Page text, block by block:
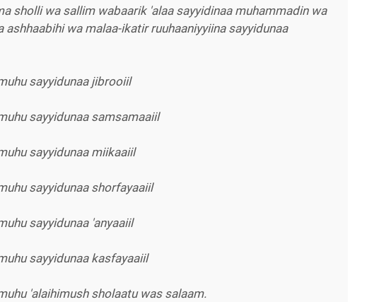
sholli wa sallim wabaarik 'alaa sayyidinaa muhammadin wa
ashhaabihi wa malaa-ikatir ruuhaaniyyiina sayyidunaa
sayyidunaa jibrooiil
sayyidunaa samsamaaiil
sayyidunaa miikaaiil
sayyidunaa shorfayaaiil
sayyidunaa 'anyaaiil
sayyidunaa kasfayaaiil
'alaihimush sholaatu was salaam.